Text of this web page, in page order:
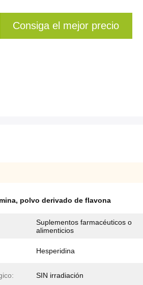
Consiga el mejor precio
, polvo derivado de flavona
Suplementos farmacéuticos o
alimenticios
Hesperidina
SIN irradiación